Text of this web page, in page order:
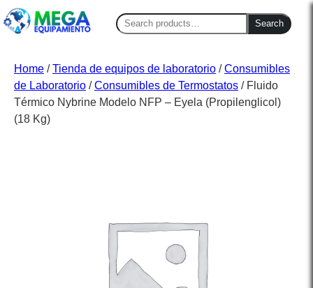
Search
for:
Search
Home /Tienda de equipos de laboratorio /Consumibles
de Laboratorio /Consumibles de Termostatos / Fluido
Térmico Nybrine Modelo NFP – Eyela (Propilenglicol)
(18 Kg)